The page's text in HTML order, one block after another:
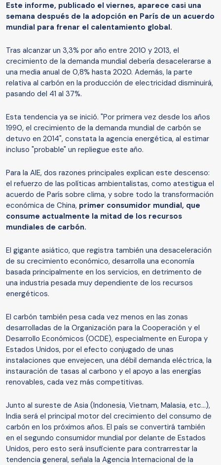
Este informe, publicado el viernes, aparece casi una
semana después de la adopción en París de un acuerdo
mundial para frenar el calentamiento global.
Tras alcanzar un 3,3% por año entre 2010 y 2013, el
crecimiento de la demanda mundial debería desacelerarse a
una media anual de 0,8% hasta 2020. Además, la parte
relativa al carbón en la producción de electricidad disminuirá,
pasando del 41 al 37%.
Esta tendencia ya se inició. "Por primera vez desde los años
1990, el crecimiento de la demanda mundial de carbón se
detuvo en 2014", constata la agencia energética, al estimar
incluso "probable" un repliegue este año.
Para la AIE, dos razones principales explican este descenso:
el refuerzo de las políticas ambientalistas, como atestigua el
acuerdo de París sobre clima, y sobre todo la transformación
económica de China, primer consumidor mundial, que
consume actualmente la mitad de los recursos
mundiales de carbón.
El gigante asiático, que registra también una desaceleración
de su crecimiento económico, desarrolla una economía
basada principalmente en los servicios, en detrimento de
una industria pesada muy dependiente de los recursos
energéticos.
El carbón también pesa cada vez menos en las zonas
desarrolladas de la Organización para la Cooperación y el
Desarrollo Económicos (OCDE), especialmente en Europa y
Estados Unidos, por el efecto conjugado de unas
instalaciones que envejecen, una débil demanda eléctrica, la
instauración de tasas al carbono y el apoyo a las energías
renovables, cada vez más competitivas.
Junto al sureste de Asia (Indonesia, Vietnam, Malasia, etc...),
India será el principal motor del crecimiento del consumo de
carbón en los próximos años. El país se convertirá también
en el segundo consumidor mundial por delante de Estados
Unidos, pero esto será insuficiente para contrarrestar la
tendencia general, señala la Agencia Internacional de la